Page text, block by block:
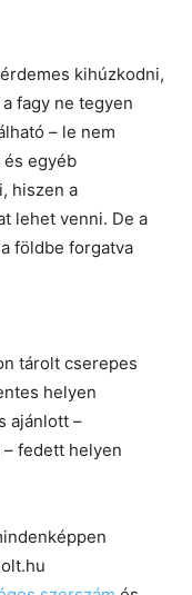
kihúzkodni,
fagy ne tegyen
– le nem
és egyéb
hiszen a
lehet venni. De a
földbe forgatva
tárolt cserepes
helyen
ajánlott –
fedett helyen